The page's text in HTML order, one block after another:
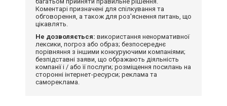
Коментарі призначені для спілкування та
обговорення, а також для роз'яснення питань, що
цікавлять.
Не дозволяється: використання ненормативної
лексики, погроз або образ; безпосереднє
порівняння з іншими конкуруючими компаніями;
безпідставні заяви, що ображають діяльність
компанії і / або її послуги; розміщення посилань на
сторонні інтернет-ресурси; реклама та
самореклама.